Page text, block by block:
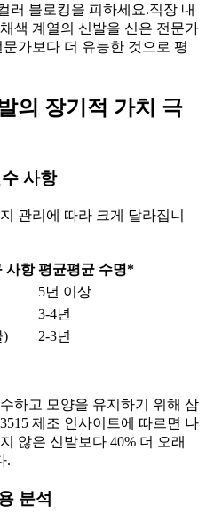
러 블로킹을 피하세요.직장 내
색 계열의 신발을 신은 전문가
가보다 더 유능한 것으로 평
의 장기적 가치 극
사항
관리에 따라 크게 달라집니
사항 평균평균 수명*
5년 이상
3-4년
) 2-3년
하고 모양을 유지하기 위해 삼
제조 인사이트에 따르면 나
않은 신발보다 40% 더 오래
.
분석